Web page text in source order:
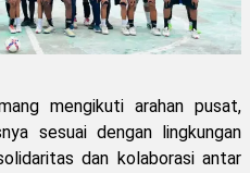
mengikuti arahan pusat,
sesuai dengan lingkungan
dan kolaborasi antar